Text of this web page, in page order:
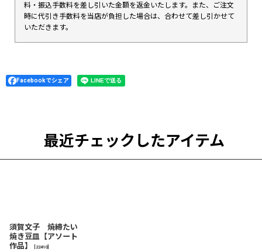
料・振込手数料を差し引いた金額を返金いたします。また、ご注文
時に代引き手数料を当店が負担した場合は、合わせて差し引かせて
いただきます。
Facebookでシェア
最近チェックしたアイテム
須賀文子 焼締たい
焼き豆皿【アソート
作品】
22410]